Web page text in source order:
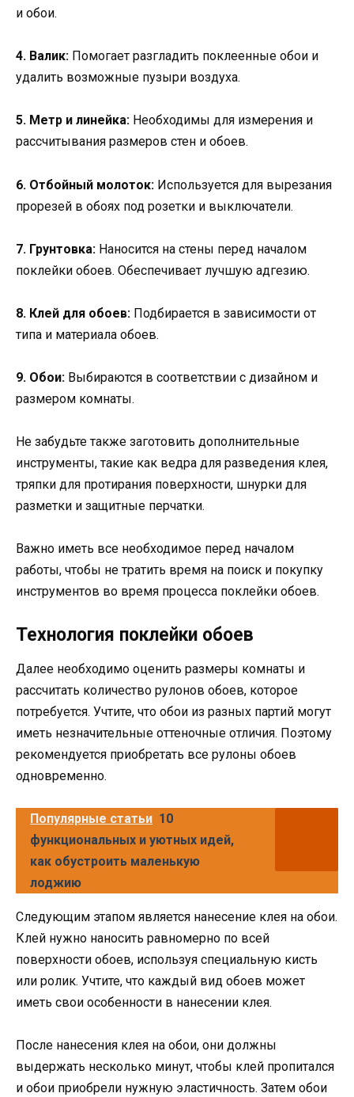
и обои.
4. Валик: Помогает разгладить поклеенные обои и
удалить возможные пузыри воздуха.
5. Метр и линейка: Необходимы для измерения и
рассчитывания размеров стен и обоев.
6. Отбойный молоток: Используется для вырезания
прорезей в обоях под розетки и выключатели.
7. Грунтовка: Наносится на стены перед началом
поклейки обоев. Обеспечивает лучшую адгезию.
8. Клей для обоев: Подбирается в зависимости от
типа и материала обоев.
9. Обои: Выбираются в соответствии с дизайном и
размером комнаты.
Не забудьте также заготовить дополнительные
инструменты, такие как ведра для разведения клея,
тряпки для протирания поверхности, шнурки для
разметки и защитные перчатки.
Важно иметь все необходимое перед началом
работы, чтобы не тратить время на поиск и покупку
инструментов во время процесса поклейки обоев.
Технология поклейки обоев
Далее необходимо оценить размеры комнаты и
рассчитать количество рулонов обоев, которое
потребуется. Учтите, что обои из разных партий могут
иметь незначительные оттеночные отличия. Поэтому
рекомендуется приобретать все рулоны обоев
одновременно.
Популярные статьи 10
функциональных и уютных идей,
как обустроить маленькую
лоджию
Следующим этапом является нанесение клея на обои.
Клей нужно наносить равномерно по всей
поверхности обоев, используя специальную кисть
или ролик. Учтите, что каждый вид обоев может
иметь свои особенности в нанесении клея.
После нанесения клея на обои, они должны
выдержать несколько минут, чтобы клей пропитался
и обои приобрели нужную эластичность. Затем обои